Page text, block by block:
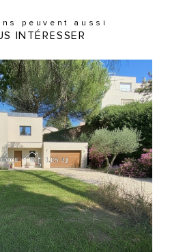
peuvent aussi
INTÉRESSER